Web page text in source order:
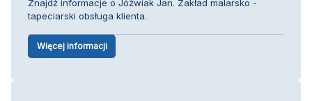
Znajdź informacje o Jóźwiak Jan. Zakład malarsko -
tapeciarski obsługa klienta.
Więcej informacji